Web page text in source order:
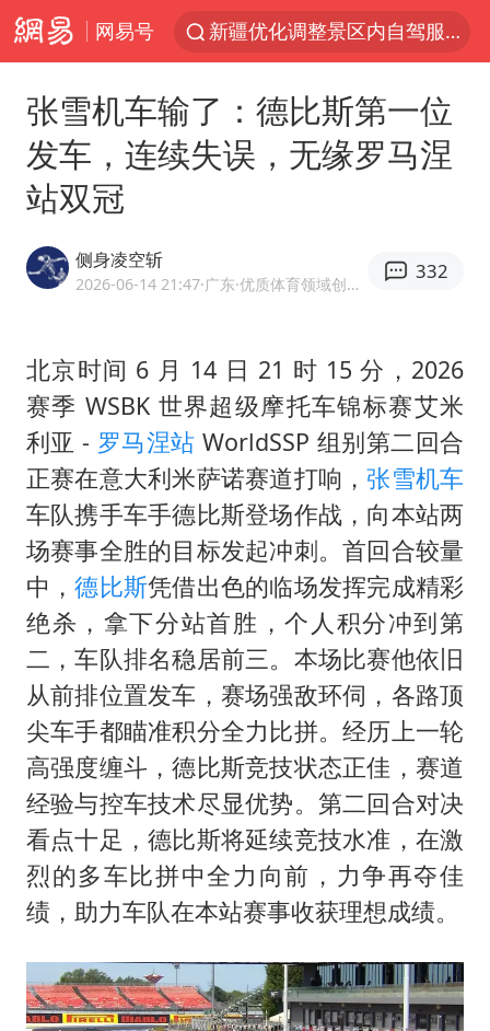
网易号
新疆优化调整景区内自驾服务费
央视新主播李秋莹孙亚鹏亮相
情侣平潭拍日出坠崖1死1伤
白海豚将正面袭击贯穿浙江
微信又有新功能，你可以“撤回”你的撤回了！
几元成本的AI广告导致千万市值蒸发
酒店回应车内过夜被收150元
杭州全市有序停课
商场现钱学森巨幅海报 负责人回应
“不怕六爷挂得多 就怕六爷挂一颗”
全民健身事业高质量发展
乐享全民健身 共筑健康中国
张雪机车输了：德比斯第一位
发车，连续失误，无缘罗马涅
站双冠
侧身凌空斩
2026-06-14 21:47·广东 ·优质体育领域创作者
332
北京时间 6 月 14 日 21 时 15 分，2026
赛季 WSBK 世界超级摩托车锦标赛艾米
利亚 - 罗马涅站 WorldSSP 组别第二回合
正赛在意大利米萨诺赛道打响，张雪机车
车队携手车手德比斯登场作战，向本站两
场赛事全胜的目标发起冲刺。首回合较量
中，德比斯凭借出色的临场发挥完成精彩
绝杀，拿下分站首胜，个人积分冲到第
二，车队排名稳居前三。本场比赛他依旧
从前排位置发车，赛场强敌环伺，各路顶
尖车手都瞄准积分全力比拼。经历上一轮
高强度缠斗，德比斯竞技状态正佳，赛道
经验与控车技术尽显优势。第二回合对决
看点十足，德比斯将延续竞技水准，在激
烈的多车比拼中全力向前，力争再夺佳
绩，助力车队在本站赛事收获理想成绩。